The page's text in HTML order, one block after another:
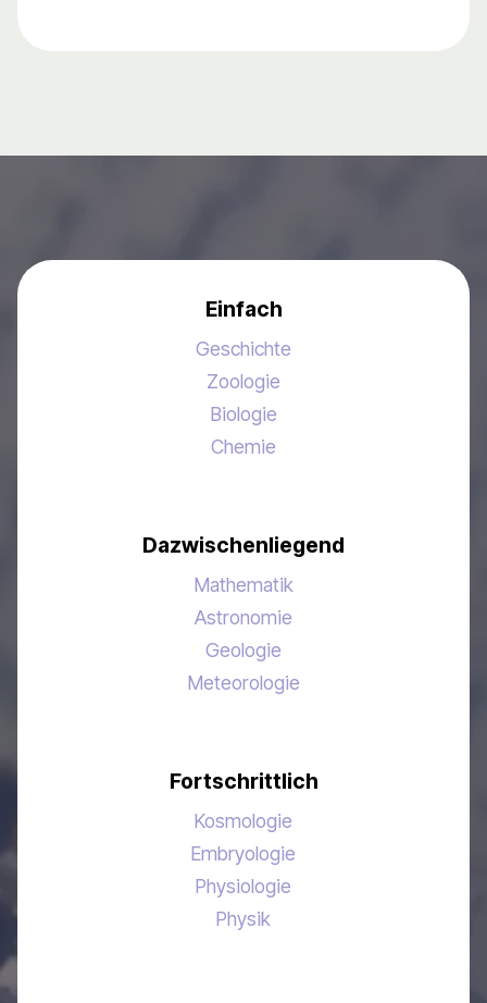
Einfach
Geschichte
Zoologie
Biologie
Chemie
Dazwischenliegend
Mathematik
Astronomie
Geologie
Meteorologie
Fortschrittlich
Kosmologie
Embryologie
Physiologie
Physik